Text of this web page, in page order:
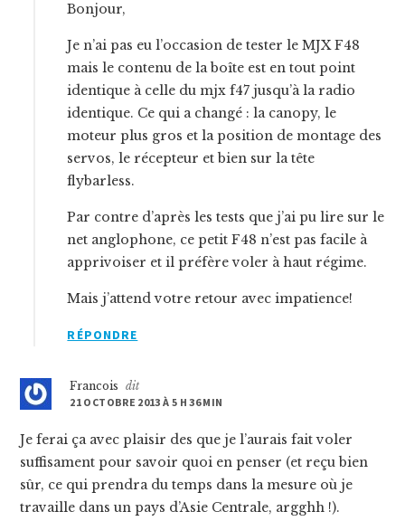
Bonjour,
Je n’ai pas eu l’occasion de tester le MJX F48
mais le contenu de la boîte est en tout point
identique à celle du mjx f47 jusqu’à la radio
identique. Ce qui a changé : la canopy, le
moteur plus gros et la position de montage des
servos, le récepteur et bien sur la tête
flybarless.
Par contre d’après les tests que j’ai pu lire sur le
net anglophone, ce petit F48 n’est pas facile à
apprivoiser et il préfère voler à haut régime.
Mais j’attend votre retour avec impatience!
RÉPONDRE
Francois
dit
21 OCTOBRE 2013 À 5 H 36 MIN
Je ferai ça avec plaisir des que je l’aurais fait voler
suffisament pour savoir quoi en penser (et reçu bien
sûr, ce qui prendra du temps dans la mesure où je
travaille dans un pays d’Asie Centrale, argghh !).